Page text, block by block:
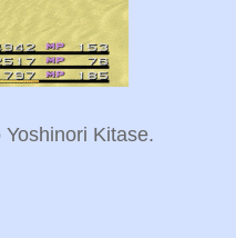
Kitase.